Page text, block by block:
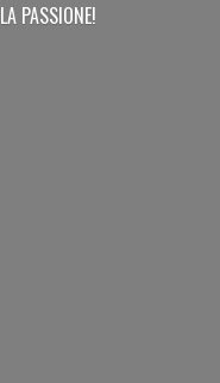
LA PASSIONE!